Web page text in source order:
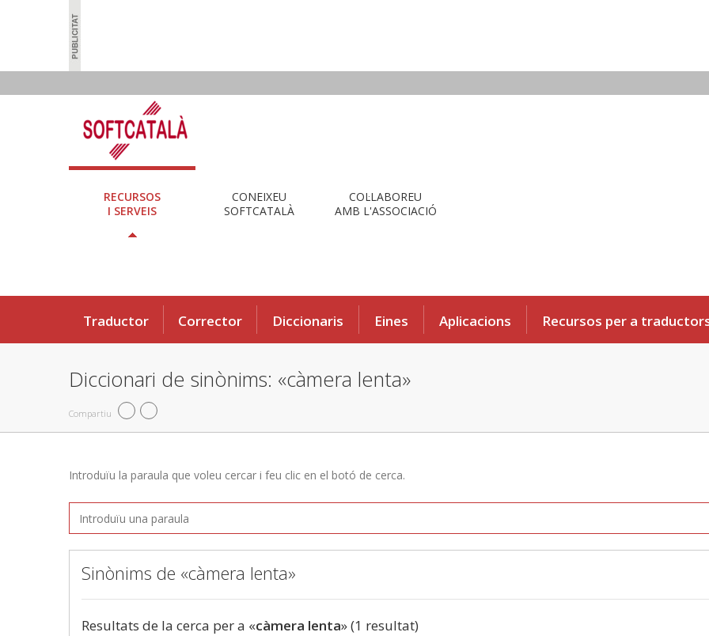
RECURSOS
I SERVEIS
CONEIXEU
SOFTCATALÀ
COL·LABOREU
AMB L'ASSOCIACIÓ
Traductor Corrector Diccionaris Eines Aplicacions Recursos per a
Diccionari de sinònims: «càmera lenta»
Compartiu
Introduïu la paraula que voleu cercar i feu clic en el botó de cerca.
Sinònims de «càmera lenta»
Resultats de la cerca per a «càmera lenta» (1 resultat)